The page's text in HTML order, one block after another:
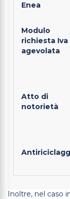
Enea
Modulo
richiesta Iva
agevolata
Atto di
notorietà
Inoltre, nel caso